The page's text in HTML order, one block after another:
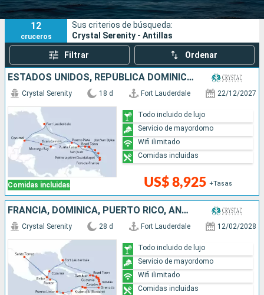
Puertos Compañías
Buscar
12
cruceros
Sus criterios de búsqueda:
Crystal Serenity - Antillas
Filtrar Ordenar
ESTADOS UNIDOS, REPÚBLICA DOMINICANA, MÉXICO, SANTA LUCIA, ISLAS CAIMÁN, JAMAICA, PUERTO RICO
Comidas incluidas
Crystal Serenity 18 d Fort Lauderdale 22/12/2027
US$ 8,925 +Tasas
Todo incluido de lujo
Servicio de mayordomo
Wifi ilimitado
Comidas incluidas
FRANCIA, DOMINICA, PUERTO RICO, ANTIGUA Y BARBUDA, SANTA LUCIA, GRENADA, ARUBA, COLOMBIA, PANAMÁ, COSTA RICA, HONDURAS, BELICE, MÉXICO, ESTADOS UNIDOS
Crystal Serenity 28 d Fort Lauderdale 12/02/2028
Todo incluido de lujo
Servicio de mayordomo
Wifi ilimitado
Comidas incluidas